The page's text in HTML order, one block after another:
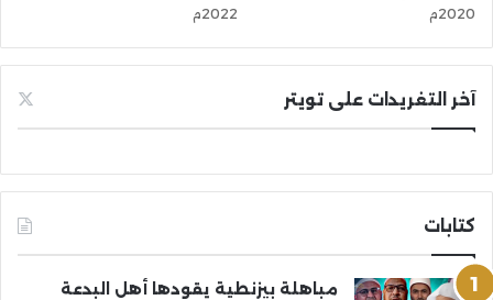
2020م
2022م
آخر التغريدات على تويتر
كتابات
مباهلة بيزنطية يقودها أهل البدعة